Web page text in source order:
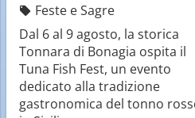
Feste e Sagre
Dal 6 al 9 agosto, la storica
Tonnara di Bonagia ospita il
Tuna Fish Fest, un evento
dedicato alla tradizione
gastronomica del tonno